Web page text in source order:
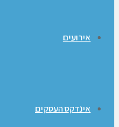
אירועים
אינדקס העסקים